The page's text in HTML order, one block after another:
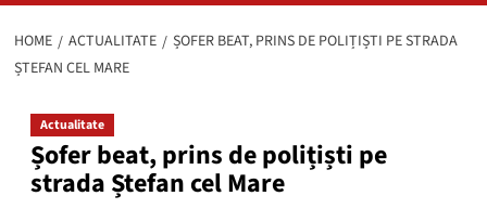
HOME ACTUALITATE
ȘOFER BEAT, PRINS DE POLIȚIȘTI PE STRADA
ȘTEFAN CEL MARE
Actualitate
Șofer beat, prins de polițiști pe
strada Ștefan cel Mare